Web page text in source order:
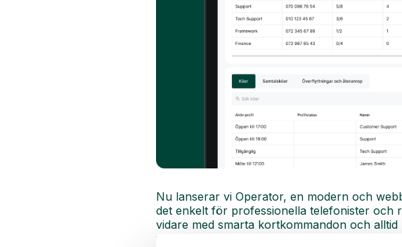
Nu lanserar vi Operator, en modern och
det enkelt för professionella telefonister och
vidare med smarta kortkommandon och
vy direkt i din webbläsare eller som PWA,